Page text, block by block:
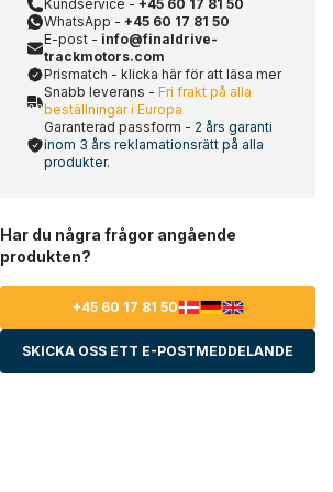
Kundservice - +45 60 17 81 50
WhatsApp - +45 60 17 81 50
E-post - info@finaldrive-
trackmotors.com
Prismatch - klicka här för att läsa mer
Snabb leverans - Fri frakt på alla
beställningar i Europa
Garanterad passform - 2 års garanti
inom 3 års reklamationsrätt på alla
produkter.
Har du några frågor angående
produkten?
+45 60 17 81 50
SKICKA OSS ETT E-POSTMEDDELANDE